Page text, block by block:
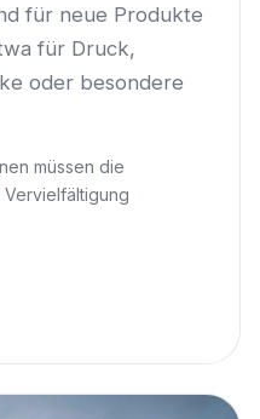
für neue Produkte
für Druck,
oder besondere
müssen die